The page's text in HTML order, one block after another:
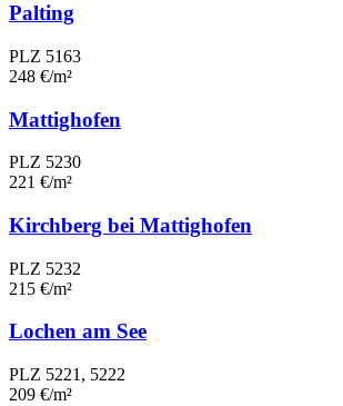
Palting
PLZ 5163
248 €/m²
Mattighofen
PLZ 5230
221 €/m²
Kirchberg bei Mattighofen
PLZ 5232
215 €/m²
Lochen am See
PLZ 5221, 5222
209 €/m²